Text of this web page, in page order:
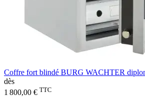
Coffre fort blindé BURG WACHTER
dès
1 800,00 € TTC